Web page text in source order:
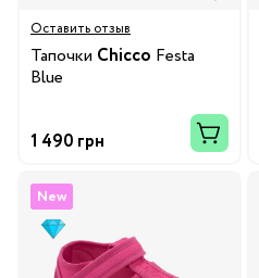
Оставить отзыв
Тапочки Chicco Festa
Blue
1 490 грн
New